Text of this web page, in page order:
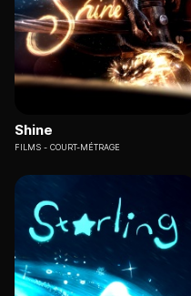
Shine
FILMS COURT-MÉTRAGE